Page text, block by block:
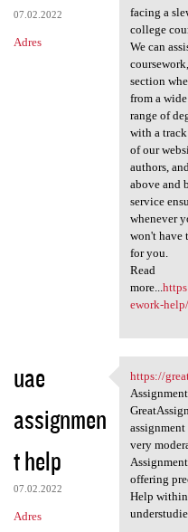
07.02.2022
Adres
facing a
college
We can
section
from a
range of
with a
of our
authors,
above and
service
whenever
won't have
for you.
Read
more...
ework-help/
uae
assignmen
t help
07.02.2022
Adres
https://
https://
assignment
very
offering
Help within